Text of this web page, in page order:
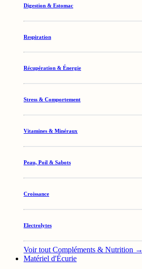
Digestion & Estomac
Respiration
Récupération & Énergie
Stress & Comportement
Vitamines & Minéraux
Peau, Poil & Sabots
Croissance
Electrolytes
Voir tout Compléments & Nutrition →
Matériel d'Écurie